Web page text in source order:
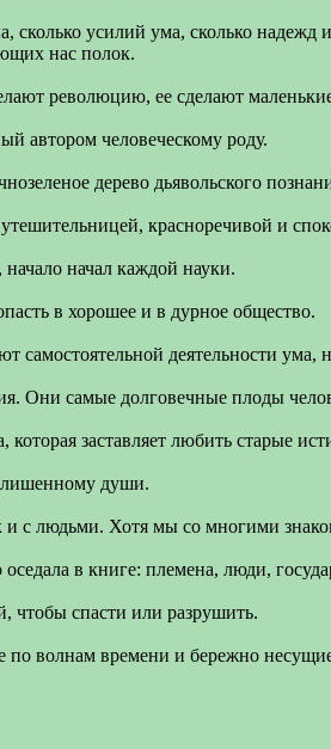
сколько усилий ума, сколько
нас полок.
революцию, ее сделают
автором человеческому роду.
дерево дьявольского
красноречивой и
начало начал каждой науки.
в хорошее и в дурное общество.
самостоятельной деятельности ума,
Они самые долговечные плоды
заставляет любить старые
лишенному души.
и с людьми. Хотя мы со многими
в книге: племена, люди,
спасти или разрушить.
волнам времени и бережно